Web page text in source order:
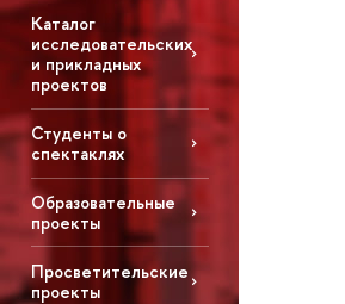
Каталог
исследовательских
и прикладных
проектов
Студенты о
спектаклях
Образовательные
проекты
Просветительские
проекты